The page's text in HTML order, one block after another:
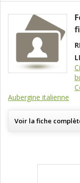
Ferme Richard Desmarais et
Aubergine italienne
Voir la fiche